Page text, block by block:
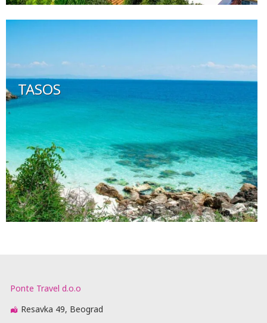
TASOS
Ponte Travel d.o.o
Resavka 49, Beograd